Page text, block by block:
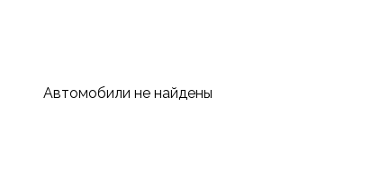
Автомобили не найдены